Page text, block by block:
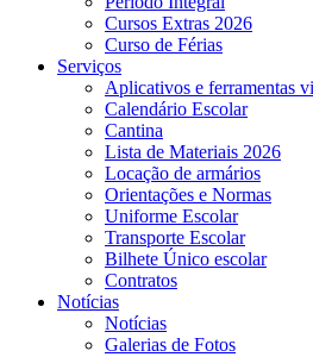
Cursos Extras 2026
Curso de Férias
Serviços
Aplicativos e ferramentas
Calendário Escolar
Cantina
Lista de Materiais 2026
Locação de armários
Orientações e Normas
Uniforme Escolar
Transporte Escolar
Bilhete Único escolar
Contratos
Notícias
Notícias
Galerias de Fotos